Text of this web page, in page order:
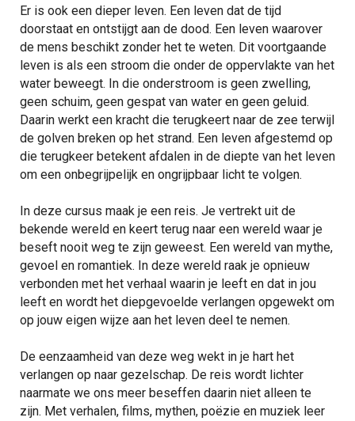
Er is ook een dieper leven. Een leven dat de tijd
doorstaat en ontstijgt aan de dood. Een leven waarover
de mens beschikt zonder het te weten. Dit voortgaande
leven is als een stroom die onder de oppervlakte van het
water beweegt. In die onderstroom is geen zwelling,
geen schuim, geen gespat van water en geen geluid.
Daarin werkt een kracht die terugkeert naar de zee terwijl
de golven breken op het strand. Een leven afgestemd op
die terugkeer betekent afdalen in de diepte van het leven
om een onbegrijpelijk en ongrijpbaar licht te volgen.
In deze cursus maak je een reis. Je vertrekt uit de
bekende wereld en keert terug naar een wereld waar je
beseft nooit weg te zijn geweest. Een wereld van mythe,
gevoel en romantiek. In deze wereld raak je opnieuw
verbonden met het verhaal waarin je leeft en dat in jou
leeft en wordt het diepgevoelde verlangen opgewekt om
op jouw eigen wijze aan het leven deel te nemen.
De eenzaamheid van deze weg wekt in je hart het
verlangen op naar gezelschap. De reis wordt lichter
naarmate we ons meer beseffen daarin niet alleen te
zijn. Met verhalen, films, mythen, poëzie en muziek leer